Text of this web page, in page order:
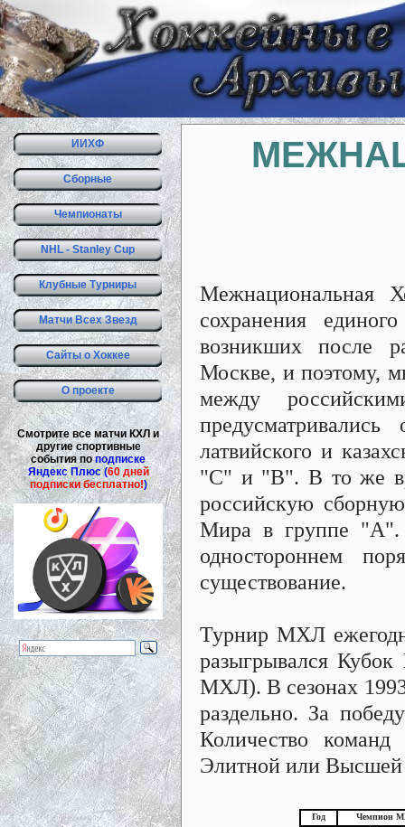
ИИХФ
Сборные
Чемпионаты
NHL - Stanley Cup
Клубные Турниры
Матчи Всех Звезд
Сайты о Хоккее
О проекте
Смотрите все матчи КХЛ и
другие спортивные
события поподписке
Яндекс Плюс (60 дней
подписки бесплатно!)
Межнациональная
сохранения
возникших после
Москве, и поэтому,
между
латвийского и
"C" и "B". В то же
российскую
Мира в группе "А".
одностороннем
существование.
Турнир МХЛ
разыгрывался
МХЛ). В сезонах
раздельно. За
Количество
Элитной или Высшей
Год Чемпион